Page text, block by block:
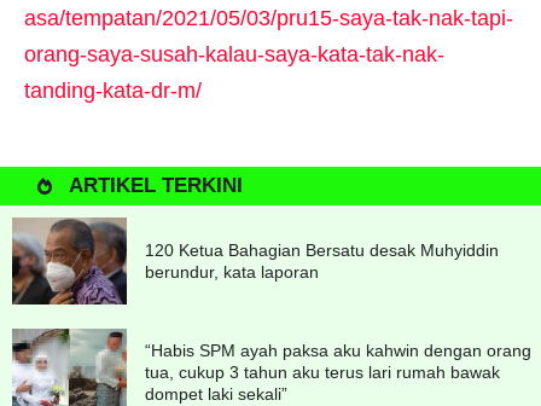
asa/tempatan/2021/05/03/pru15-saya-tak-nak-tapi-
orang-saya-susah-kalau-saya-kata-tak-nak-
tanding-kata-dr-m/
ARTIKEL TERKINI
120 Ketua Bahagian Bersatu desak Muhyiddin
berundur, kata laporan
“Habis SPM ayah paksa aku kahwin dengan orang
tua, cukup 3 tahun aku terus lari rumah bawak
dompet laki sekali”